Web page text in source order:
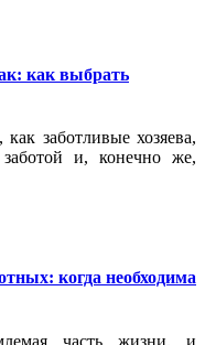
как выбрать
заботливые хозяева,
и, конечно же,
когда необходима
часть жизни, и